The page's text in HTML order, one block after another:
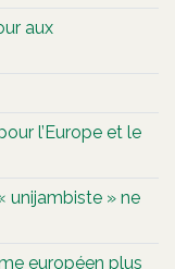
aux
l’Europe et le
unijambiste » ne
européen plus